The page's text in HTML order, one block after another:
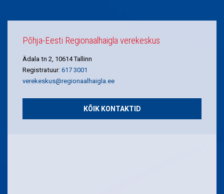
Põhja-Eesti Regionaalhaigla verekeskus
Ädala tn 2, 10614 Tallinn
Registratuur: 617 3001
verekeskus@regionaalhaigla.ee
KÕIK KONTAKTID